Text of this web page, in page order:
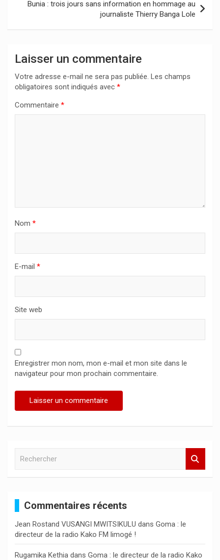
Bunia : trois jours sans information en hommage au
journaliste Thierry Banga Lole
Laisser un commentaire
Votre adresse e-mail ne sera pas publiée. Les champs
obligatoires sont indiqués avec *
Commentaire *
Nom *
E-mail *
Site web
Enregistrer mon nom, mon e-mail et mon site dans le
navigateur pour mon prochain commentaire.
c
h
e
r
Commentaires récents
Jean Rostand VUSANGI MWITSIKULU dans Goma : le
directeur de la radio Kako FM limogé !
Rugamika Kethia dans Goma : le directeur de la radio Kako